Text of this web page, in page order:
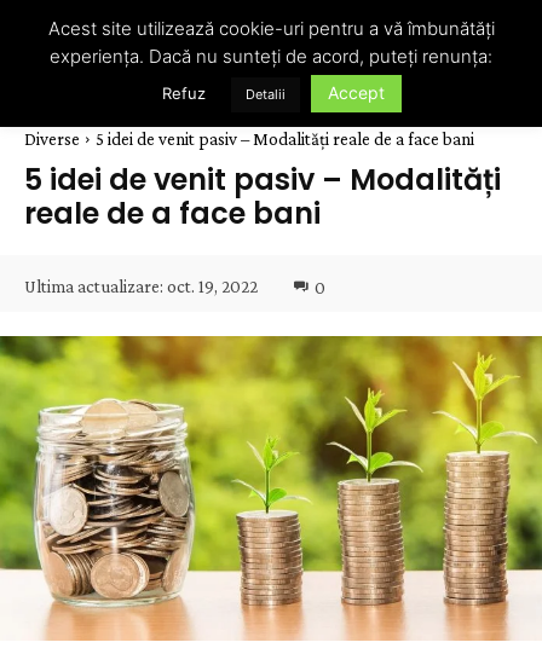
Diverse 5 idei de venit pasiv – Modalități reale de a face bani
5 idei de venit pasiv – Modalități
reale de a face bani
Ultima actualizare: oct. 19, 2022 0
Acest site utilizează cookie-uri pentru a vă îmbunătăți
experiența. Dacă nu sunteți de acord, puteți renunța:
Refuz Detalii Accept